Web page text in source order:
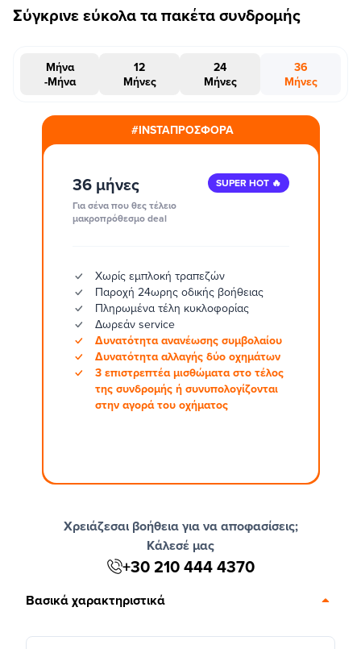
Σύγκρινε εύκολα τα πακέτα συνδρομής
Μήνα
-Μήνα
12
Μήνες
24
Μήνες
36
Μήνες
#INSTAΠΡΟΣΦΟΡΑ
36 μήνες
Για σένα που θες τέλειο
μακροπρόθεσμο deal
SUPER HOT 🔥
Χωρίς εμπλοκή τραπεζών
Παροχή 24ωρης οδικής βοήθειας
Πληρωμένα τέλη κυκλοφορίας
Δωρεάν service
Δυνατότητα ανανέωσης συμβολαίου
Δυνατότητα αλλαγής δύο οχημάτων
3 επιστρεπτέα μισθώματα στο τέλος
της συνδρομής ή συνυπολογίζονται
στην αγορά του οχήματος
Χρειάζεσαι βοήθεια για να αποφασίσεις;
Κάλεσέ μας
+30 210 444 4370
Βασικά χαρακτηριστικά